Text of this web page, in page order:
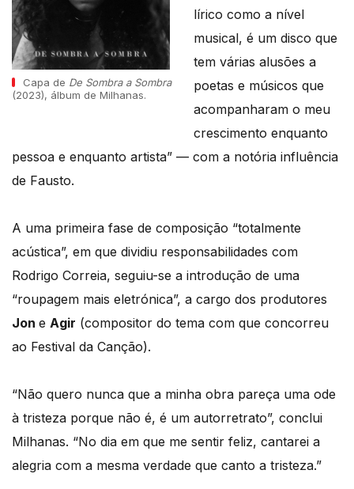
Capa de De Sombra a Sombra
(2023), álbum de Milhanas.
lírico como a nível
musical, é um disco que
tem várias alusões a
poetas e músicos que
acompanharam o meu
crescimento enquanto
pessoa e enquanto artista” — com a notória influência
de Fausto.
A uma primeira fase de composição “totalmente
acústica”, em que dividiu responsabilidades com
Rodrigo Correia, seguiu-se a introdução de uma
“roupagem mais eletrónica”, a cargo dos produtores
Jon e Agir (compositor do tema com que concorreu
ao Festival da Canção).
“Não quero nunca que a minha obra pareça uma ode
à tristeza porque não é, é um autorretrato”, conclui
Milhanas. “No dia em que me sentir feliz, cantarei a
alegria com a mesma verdade que canto a tristeza.”